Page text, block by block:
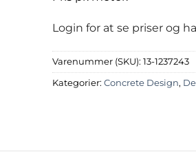
Login for at se priser og
Varenummer (SKU): 13-1237243
Kategorier: Concrete Design,